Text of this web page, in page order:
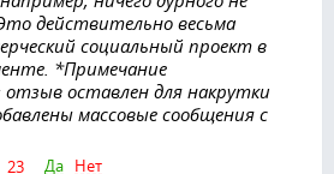
действительно весьма
социальный проект в
*Примечание
оставлен для накрутки
массовые сообщения с
23 Да Нет